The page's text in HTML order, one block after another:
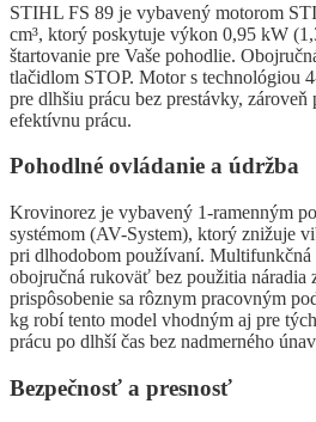
STIHL FS 89 je vybavený motorom
cm³, ktorý poskytuje výkon 0,95 kW
štartovanie pre Vaše pohodlie.
tlačidlom STOP. Motor s technológiou
pre dlhšiu prácu bez prestávky,
efektívnu prácu.
Pohodlné ovládanie a údržba
Krovinorez je vybavený 1-ramenným
systémom (AV-System), ktorý znižuje
pri dlhodobom používaní.
obojručná rukoväť bez použitia náradia
prispôsobenie sa rôznym pracovným
kg robí tento model vhodným aj pre
prácu po dlhší čas bez nadmerného
Bezpečnosť a presnosť